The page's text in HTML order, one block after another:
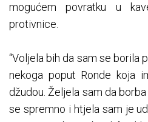
mogućem povratku u
protivnice.
“Voljela bih da sam se borila
nekoga poput Ronde koja
džudou. Željela sam da
se spremno i htjela sam je